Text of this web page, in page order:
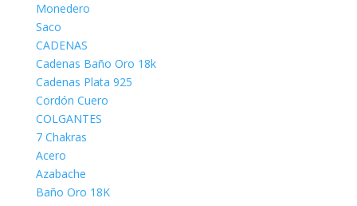
Monedero
Saco
CADENAS
Cadenas Baño Oro 18k
Cadenas Plata 925
Cordón Cuero
COLGANTES
7 Chakras
Acero
Azabache
Baño Oro 18K